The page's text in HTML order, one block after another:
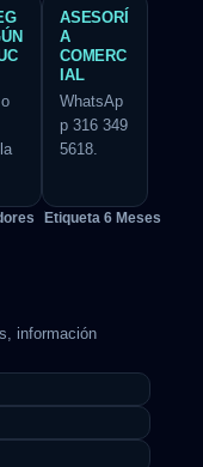
ASESORÍ
A
COMERC
IAL
WhatsAp
p 316 349
5618.
Etiqueta 6 Meses
información